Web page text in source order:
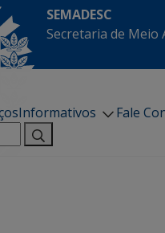
SEMADESC
Secretaria de Meio
Informativos
Fale